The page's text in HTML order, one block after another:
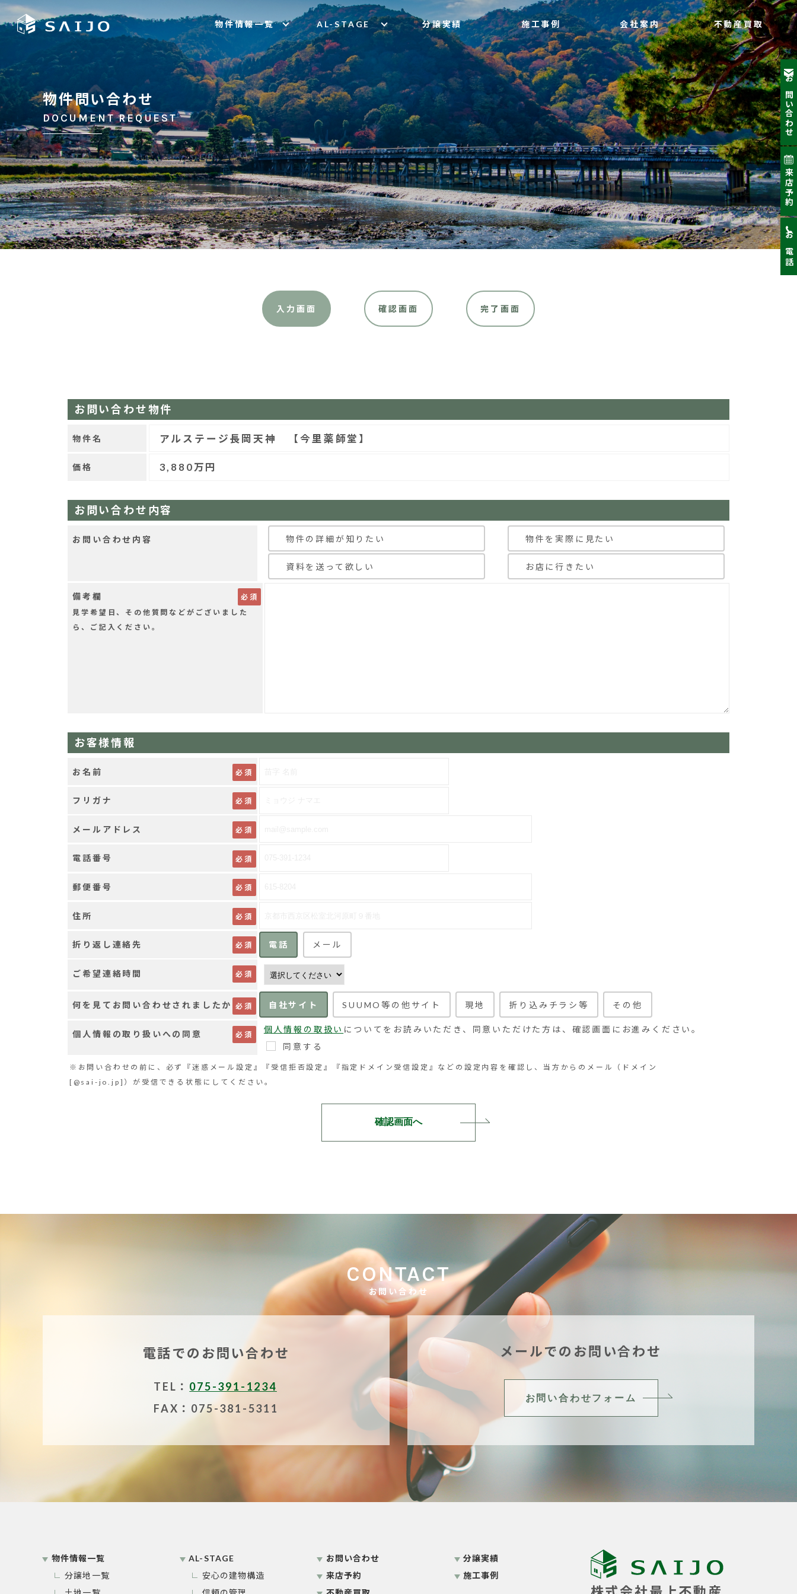
物件情報一覧 AL-STAGE 分譲実績 施工事例 会社案内 不動産買取
お問い合わせ
来店予約
お電話
物件問い合わせ
DOCUMENT REQUEST
入力画面 確認画面 完了画面
お問い合わせ物件
物件名 アルステージ長岡天神 【今里薬師堂】
価格 3,880万円
お問い合わせ内容
お問い合わせ内容 物件の詳細が知りたい 物件を実際に見たい
資料を送って欲しい お店に行きたい
備考欄
見学希望日、その他質問などがございました
ら、ご記入ください。
お客様情報
お名前
フリガナ
メールアドレス
電話番号
郵便番号
住所
折り返し連絡先 電話 メール
ご希望連絡時間
何を見てお問い合わせされましたか 自社サイト SUUMO等の他サイト 現地 折り込みチラシ等 その他
個人情報の取り扱いへの同意 個人情報の取扱い についてをお読みいただき、同意いただけた方は、確認画面にお進みください。
同意する
※お問い合わせの前に、必ず『迷惑メール設定』『受信拒否設定』『指定ドメイン受信設定』などの設定内容を確認し、当方からのメール（ドメイン
[@sai-jo.jp]）が受信できる状態にしてください。
CONTACT
お問い合わせ
電話でのお問い合わせ
TEL： 075-391-1234
FAX：075-381-5311
メールでのお問い合わせ
お問い合わせフォーム
物件情報一覧
分譲地一覧
AL-STAGE
安心の建物構造
お問い合わせ
来店予約
分譲実績
施工事例